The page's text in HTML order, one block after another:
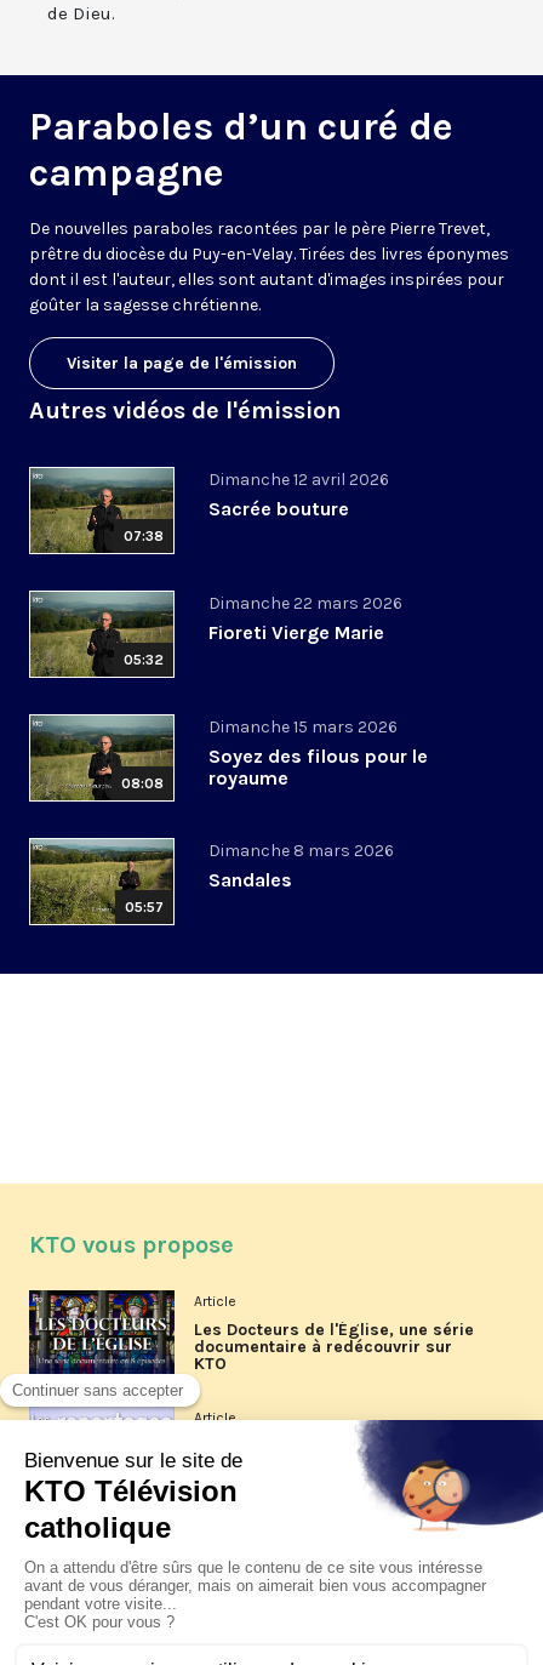
de Dieu.
Paraboles d’un curé de
campagne
De nouvelles paraboles racontées par le père Pierre Trevet,
prêtre du diocèse du Puy-en-Velay. Tirées des livres éponymes
dont il est l'auteur, elles sont autant d'images inspirées pour
goûter la sagesse chrétienne.
Visiter la page de l'émission
Autres vidéos de l'émission
07:38
Dimanche 12 avril 2026
Sacrée bouture
05:32
Dimanche 22 mars 2026
Fioreti Vierge Marie
08:08
Dimanche 15 mars 2026
Soyez des filous pour le
royaume
05:57
Dimanche 8 mars 2026
Sandales
KTO vous propose
Article
Les Docteurs de l'Église, une série
documentaire à redécouvrir sur
KTO
Article
Les reportages d'été 2026 de KTO
La visite pastorale du pape Léon
XIV à Assise à suivre sur KTO le
jeudi 6 août